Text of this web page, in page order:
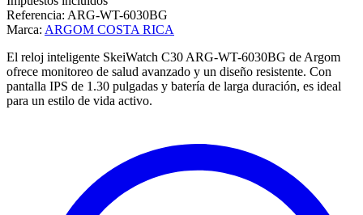
Referencia: ARG-WT-6030BG
Marca: ARGOM COSTA RICA
El reloj inteligente SkeiWatch C30 ARG-WT-6030BG de Argom
ofrece monitoreo de salud avanzado y un diseño resistente. Con
pantalla IPS de 1.30 pulgadas y batería de larga duración, es ideal
para un estilo de vida activo.